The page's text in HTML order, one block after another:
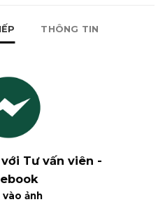
THÔNG TIN
Tư vấn viên -
vào ảnh